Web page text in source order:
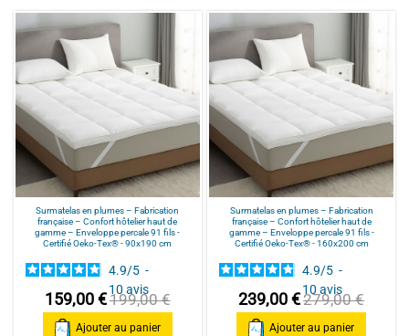
Surmatelas en plumes – Fabrication
française – Confort hôtelier haut de
gamme – Enveloppe percale 91 fils -
Certifié Oeko-Tex® - 90x190 cm
4.9/5 -
10 avis
159,00 €199,00 €
Ajouter au panier
Surmatelas en plumes – Fabrication
française – Confort hôtelier haut de
gamme – Enveloppe percale 91 fils -
Certifié Oeko-Tex® - 160x200 cm
4.9/5 -
10avis
239,00 €279,00 €
Ajouter au panier